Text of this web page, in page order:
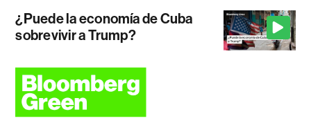
¿Puede la economía de Cuba
sobrevivir a Trump?